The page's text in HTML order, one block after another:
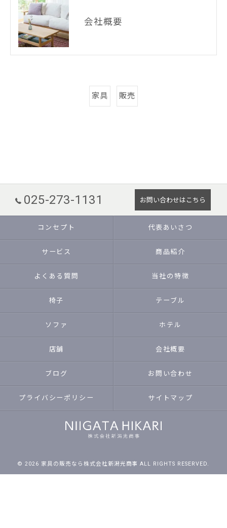
会社概要
家具 販売
025-273-1131 お問い合わせはこちら
コンセプト 代表あいさつ
サービス 商品紹介
よくある質問 当社の特徴
椅子 テーブル
ソファ ホテル
店舗 会社概要
ブログ お問い合わせ
プライバシーポリシー サイトマップ
© 2026 家具の販売なら株式会社新潟光商事 ALL RIGHTS RESERVED.